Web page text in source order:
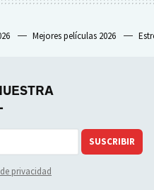
Mejores películas 2026
SUSCRIBIR
privacidad